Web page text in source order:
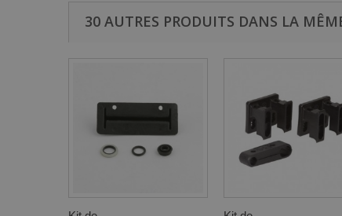
30 AUTRES PRODUITS DANS LA